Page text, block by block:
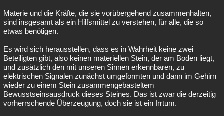
Materie und die Kräfte, die sie vorübergehend zusammenhalten,
sind insgesamt als ein Hilfsmittel zu verstehen, für alle, die so
etwas benötigen.
Es wird sich herausstellen, dass es in Wahrheit keine zwei
Beteiligten gibt, also keinen materiellen Stein, der am Boden liegt,
und zusätzlich den mit unseren Sinnen erkennbaren, zu
elektrischen Signalen zunächst umgeformten und dann im Gehirn
wieder zu einem Stein zusammengebasteltem
Bewusstseinsausdruck dieses Steines. Das ist zwar die derzeitig
vorherrschende Überzeugung, doch sie ist ein Irrtum.